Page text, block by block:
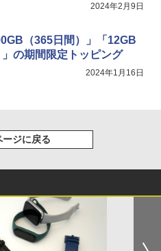
2024年2月9日
（365日間）」「12GB
」の期間限定トッピング
2024年1月16日
ージに戻る